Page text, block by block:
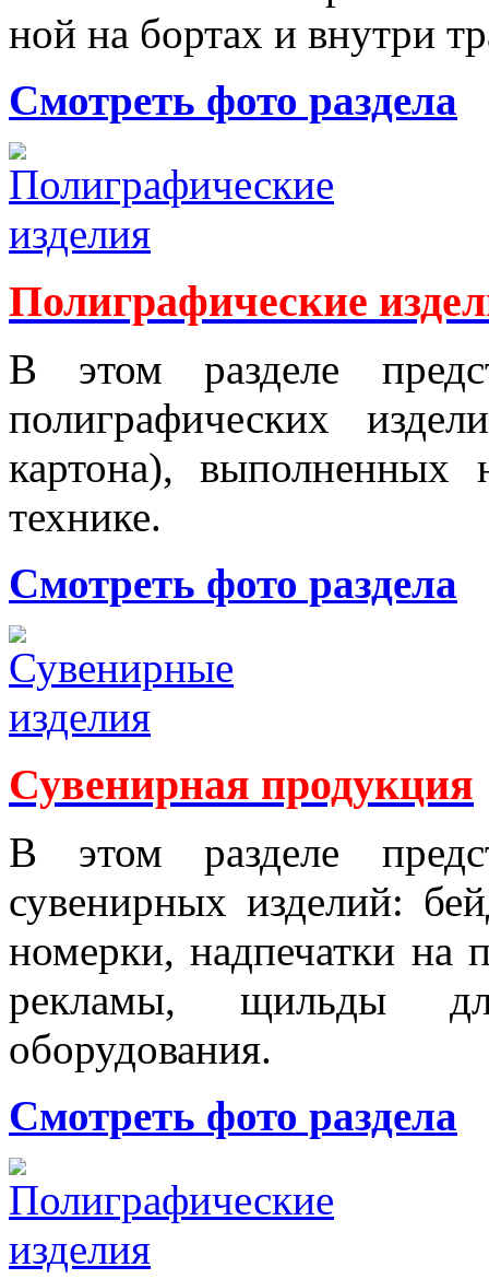
ной на бортах и внутри
Смотреть фото раздела
Полиграфические
В этом разделе
полиграфических
картона),
технике.
Смотреть фото раздела
Сувенирная продукция
В этом разделе
сувенирных изделий:
номерки, надпечатки на
рекламы, щильды
оборудования.
Смотреть фото раздела